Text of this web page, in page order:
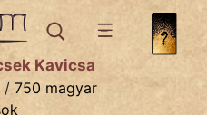
témák:
Kavicsa
/ 750 magyar